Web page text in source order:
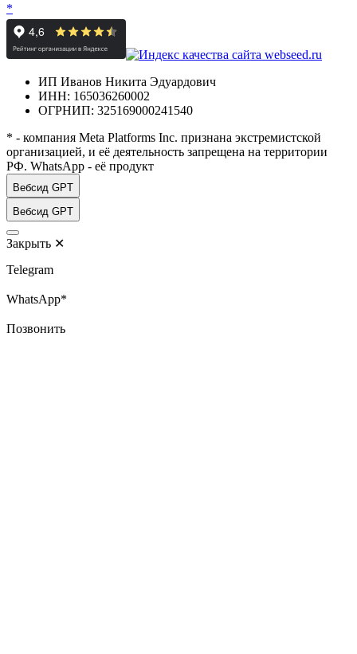
*
ИП Иванов Никита Эдуардович
ИНН: 165036260002
ОГРНИП: 325169000241540
* - компания Meta Platforms Inc. признана экстремистской
организацией, и её деятельность запрещена на территории
РФ. WhatsApp - её продукт
Вебсид GPT
Вебсид GPT
Закрыть ✕
Telegram
WhatsApp*
Позвонить